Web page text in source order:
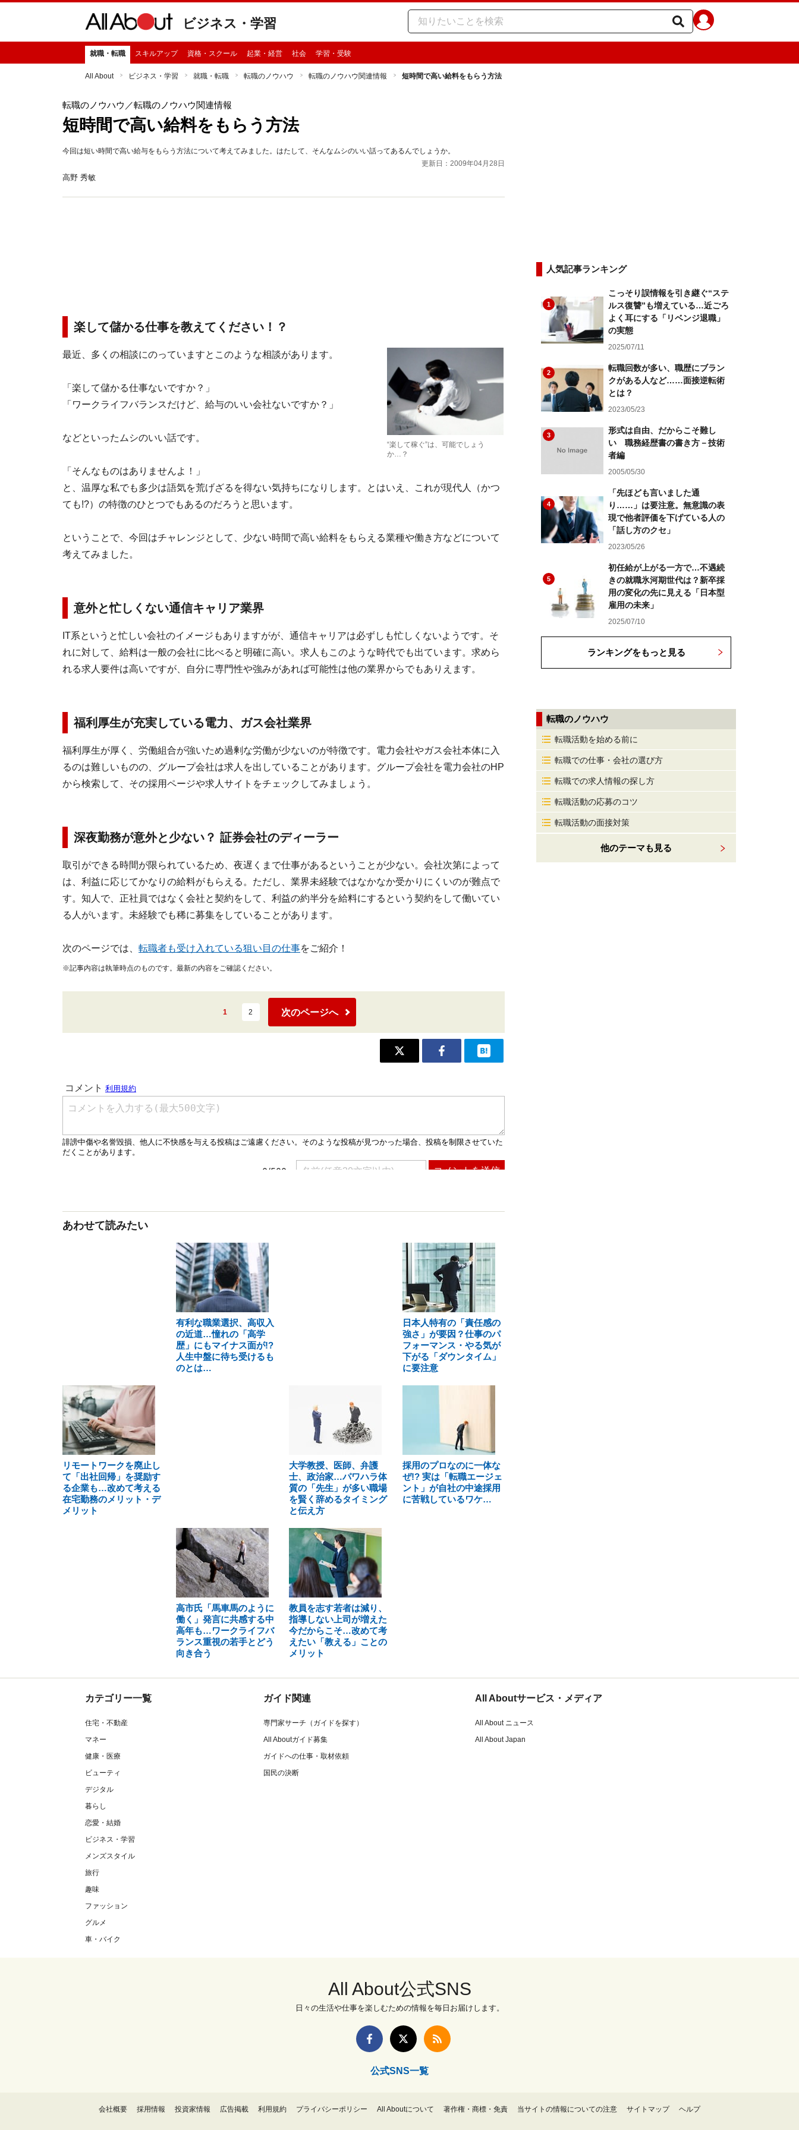
ビジネス・学習
就職・転職 スキルアップ 資格・スクール 起業・経営 社会 学習・受験
All About ビジネス・学習 就職・転職 転職のノウハウ 転職のノウハウ関連情報 短時間で高い給料をもらう方法
転職のノウハウ ／転職のノウハウ関連情報
短時間で高い給料をもらう方法
今回は短い時間で高い給与をもらう方法について考えてみました。はたして、そんなムシのいい話ってあるんでしょうか。
更新日：2009年04月28日
高野 秀敏
楽して儲かる仕事を教えてください！？
“楽して稼ぐ”は、可能でしょう
か…？
最近、多くの相談にのっていますとこのような相談があります。
「楽して儲かる仕事ないですか？」
「ワークライフバランスだけど、給与のいい会社ないですか？」
などといったムシのいい話です。
「そんなものはありませんよ！」
と、温厚な私でも多少は語気を荒げざるを得ない気持ちになりします。とはいえ、これが現代人（かつ
ても!?）の特徴のひとつでもあるのだろうと思います。
ということで、今回はチャレンジとして、少ない時間で高い給料をもらえる業種や働き方などについて
考えてみました。
意外と忙しくない通信キャリア業界
IT系というと忙しい会社のイメージもありますがが、通信キャリアは必ずしも忙しくないようです。そ
れに対して、給料は一般の会社に比べると明確に高い。求人もこのような時代でも出ています。求めら
れる求人要件は高いですが、自分に専門性や強みがあれば可能性は他の業界からでもありえます。
福利厚生が充実している電力、ガス会社業界
福利厚生が厚く、労働組合が強いため過剰な労働が少ないのが特徴です。電力会社やガス会社本体に入
るのは難しいものの、グループ会社は求人を出していることがあります。グループ会社を電力会社のHP
から検索して、その採用ページや求人サイトをチェックしてみましょう。
深夜勤務が意外と少ない？ 証券会社のディーラー
取引ができる時間が限られているため、夜遅くまで仕事があるということが少ない。会社次第によって
は、利益に応じてかなりの給料がもらえる。ただし、業界未経験ではなかなか受かりにくいのが難点で
す。知人で、正社員ではなく会社と契約をして、利益の約半分を給料にするという契約をして働いてい
る人がいます。未経験でも稀に募集をしていることがあります。
次のページでは、 転職者も受け入れている狙い目の仕事をご紹介！
※記事内容は執筆時点のものです。最新の内容をご確認ください。
1 2 次のページへ
あわせて読みたい
有利な職業選択、高収入
の近道…憧れの「高学
歴」にもマイナス面が!?
人生中盤に待ち受けるも
のとは…
日本人特有の「責任感の
強さ」が要因？仕事のパ
フォーマンス・やる気が
下がる「ダウンタイム」
に要注意
リモートワークを廃止し
て「出社回帰」を奨励す
る企業も…改めて考える
在宅勤務のメリット・デ
メリット
大学教授、医師、弁護
士、政治家…パワハラ体
質の「先生」が多い職場
を賢く辞めるタイミング
と伝え方
採用のプロなのに一体な
ぜ!? 実は「転職エージェ
ント」が自社の中途採用
に苦戦しているワケ…
高市氏「馬車馬のように
働く」発言に共感する中
高年も…ワークライフバ
ランス重視の若手とどう
向き合う
教員を志す若者は減り、
指導しない上司が増えた
今だからこそ…改めて考
えたい「教える」ことの
メリット
人気記事ランキング
1
こっそり誤情報を引き継ぐ“ステ
ルス復讐”も増えている…近ごろ
よく耳にする「リベンジ退職」
の実態
2025/07/11
2
転職回数が多い、職歴にブラン
クがある人など……面接逆転術
とは？
2023/05/23
3
形式は自由、だからこそ難し
い 職務経歴書の書き方－技術
者編
2005/05/30
4
「先ほども言いました通
り……」は要注意。無意識の表
現で他者評価を下げている人の
「話し方のクセ」
2023/05/26
5
初任給が上がる一方で…不遇続
きの就職氷河期世代は？新卒採
用の変化の先に見える「日本型
雇用の未来」
2025/07/10
ランキングをもっと見る
転職のノウハウ
転職活動を始める前に
転職での仕事・会社の選び方
転職での求人情報の探し方
転職活動の応募のコツ
転職活動の面接対策
他のテーマも見る
カテゴリー一覧
住宅・不動産
マネー
健康・医療
ビューティ
デジタル
暮らし
恋愛・結婚
ビジネス・学習
メンズスタイル
旅行
趣味
ファッション
グルメ
車・バイク
ガイド関連
専門家サーチ（ガイドを探す）
All Aboutガイド募集
ガイドへの仕事・取材依頼
国民の決断
All Aboutサービス・メディア
All About ニュース
All About Japan
All About公式SNS
日々の生活や仕事を楽しむための情報を毎日お届けします。
公式SNS一覧
会社概要 採用情報 投資家情報 広告掲載 利用規約 プライバシーポリシー All Aboutについて 著作権・商標・免責 当サイトの情報についての注意 サイトマップ ヘルプ